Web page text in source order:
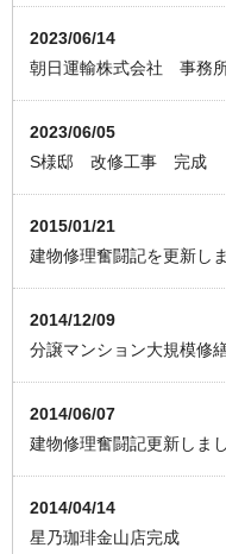
2023/06/14
朝日運輸株式会社 事務
2023/06/05
S様邸 改修工事 完成
2015/01/21
建物修理奮闘記を更新しま
2014/12/09
分譲マンション大規模修
2014/06/07
建物修理奮闘記更新しまし
2014/04/14
星乃珈琲金山店完成